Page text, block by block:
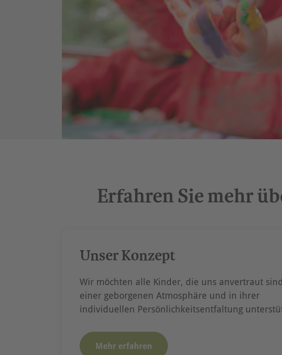
Erfahren Sie mehr
Unser Konzept
Wir möchten alle Kinder, die uns anvertraut
einer geborgenen Atmosphäre und in ihrer
individuellen Persönlichkeitsentfaltung
Mehr erfahren